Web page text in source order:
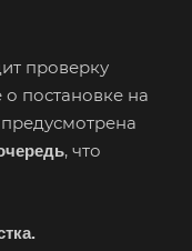
проверку
постановке на
, что